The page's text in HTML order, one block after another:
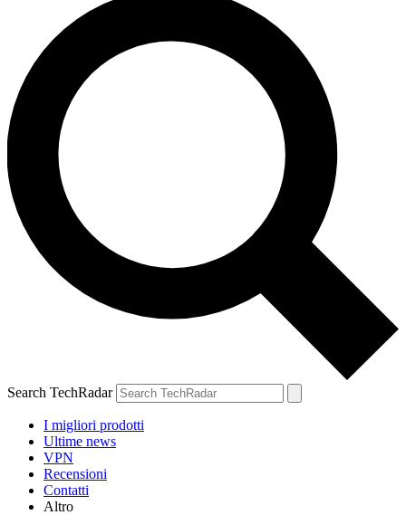
Search TechRadar
I migliori prodotti
Ultime news
VPN
Recensioni
Contatti
Altro